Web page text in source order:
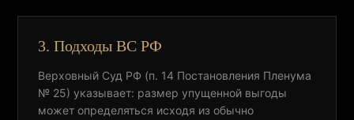
3. Подходы ВС РФ
Верховный Суд РФ (п. 14 Постановления Пленума
№ 25) указывает: размер упущенной выгоды
может определяться исходя из обычно